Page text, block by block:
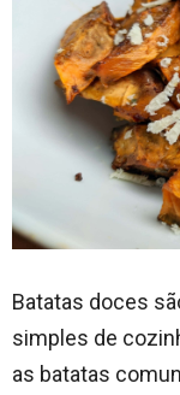
Batatas doces
simples de
as batatas